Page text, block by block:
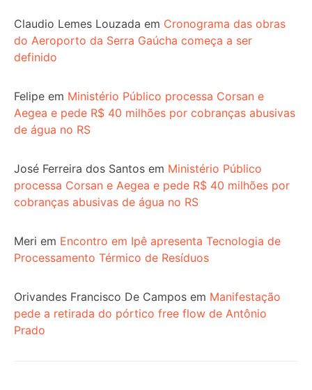
Claudio Lemes Louzada em Cronograma das obras
do Aeroporto da Serra Gaúcha começa a ser
definido
Felipe em Ministério Público processa Corsan e
Aegea e pede R$ 40 milhões por cobranças abusivas
de água no RS
José Ferreira dos Santos em Ministério Público
processa Corsan e Aegea e pede R$ 40 milhões por
cobranças abusivas de água no RS
Meri em Encontro em Ipê apresenta Tecnologia de
Processamento Térmico de Resíduos
Orivandes Francisco De Campos em Manifestação
pede a retirada do pórtico free flow de Antônio
Prado